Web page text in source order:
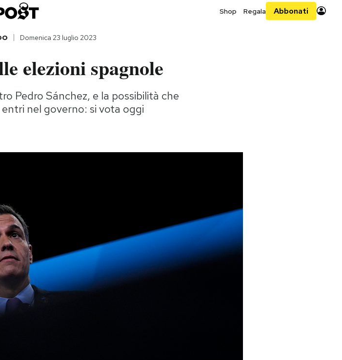
Shop Regala Abbonati
Domenica 23 luglio 2023
elezioni spagnole
Pedro Sánchez, e la possibilità che
nel governo: si vota oggi